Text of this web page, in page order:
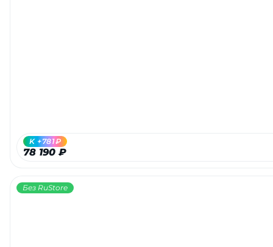
78 190 ₽
K +781₽
Без RuStore